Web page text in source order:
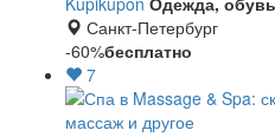
Санкт-Петербург
-60%бесплатно
7